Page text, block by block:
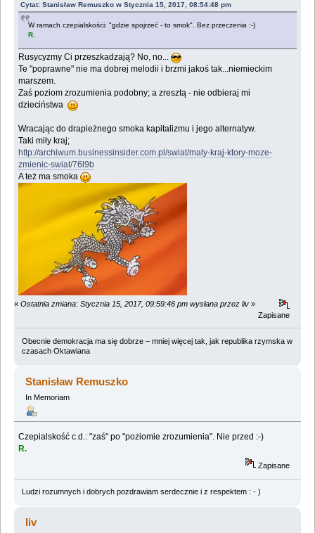
Cytat: Stanisław Remuszko w Stycznia 15, 2017, 08:54:48 pm
W ramach czepialskości: "gdzie spojrzeć - to smok". Bez przeczenia :-)
R.
Rusycyzmy Ci przeszkadzają? No, no...
Te "poprawne" nie ma dobrej melodii i brzmi jakoś tak...niemieckim
marszem.
Zaś poziom zrozumienia podobny; a zresztą - nie odbieraj mi
dzieciństwa
Wracając do drapieżnego smoka kapitalizmu i jego alternatyw.
Taki miły kraj;
http://archiwum.businessinsider.com.pl/swiat/maly-kraj-ktory-moze-
zmienic-swiat/76l9b
A też ma smoka
« Ostatnia zmiana: Stycznia 15, 2017, 09:59:46 pm wysłana przez liv »
Zapisane
Obecnie demokracja ma się dobrze – mniej więcej tak, jak republika rzymska w
czasach Oktawiana
Stanisław Remuszko
In Memoriam
Czepialskość c.d.: "zaś" po "poziomie zrozumienia". Nie przed :-)
R.
Zapisane
Ludzi rozumnych i dobrych pozdrawiam serdecznie i z respektem : - )
liv